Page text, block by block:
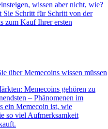
wissen aber nicht, wie?
Schritt für Schritt von der
zum Kauf Ihrer ersten
über Memecoins wissen müssen
Memecoins gehören zu
– Phänomenen im
ein Memecoin ist, wie
so viel Aufmerksamkeit